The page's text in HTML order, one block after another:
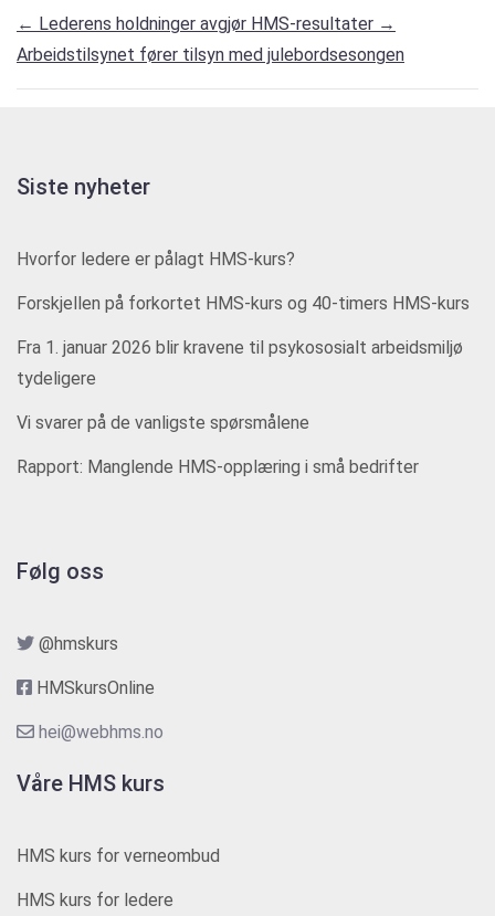
← Lederens holdninger avgjør HMS-resultater →
Arbeidstilsynet fører tilsyn med julebordsesongen
Siste nyheter
Hvorfor ledere er pålagt HMS-kurs?
Forskjellen på forkortet HMS-kurs og 40-timers HMS-kurs
Fra 1. januar 2026 blir kravene til psykososialt arbeidsmiljø
tydeligere
Vi svarer på de vanligste spørsmålene
Rapport: Manglende HMS-opplæring i små bedrifter
Følg oss
@hmskurs
HMSkursOnline
hei@webhms.no
Våre HMS kurs
HMS kurs for verneombud
HMS kurs for ledere